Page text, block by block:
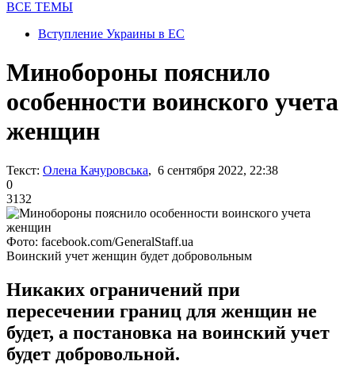
ВСЕ ТЕМЫ
Вступление Украины в ЕС
Минобороны пояснило
особенности воинского учета
женщин
Текст: Олена Качуровська, 6 сентября 2022, 22:38
0
3132
Фото: facebook.com/GeneralStaff.ua
Воинский учет женщин будет добровольным
Никаких ограничений при
пересечении границ для женщин не
будет, а постановка на воинский учет
будет добровольной.